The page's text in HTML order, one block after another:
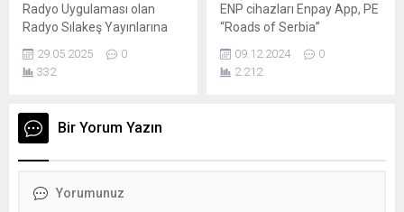
Radyo Uygulaması olan
Radyo Sılakeş Yayınlarına
Gurbetcilere Sılayolu yol ve
sınır kapısı bilgisi veren ve
olan Sılakeş grubu, bir
yeniliğe giderek sanal radyo
ve sınır kapısı bilgisi
29.05.2025
0
332
ENP cihazları Enpay App, PE
“Roads of Serbia”
Cumhuriyeti'nin tamamında
bulunan yetkili
09.12.2024
0
2.212
Bir Yorum Yazın